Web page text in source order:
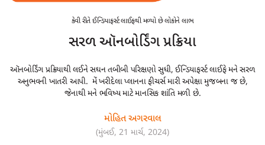
કેવી રીતે ઈન્ડિયાફર્સ્ટ લાઈફથી મળ્યો છે લોકોને લાભ
સરળ ઑનબોર્ડિંગ પ્રક્રિયા
ઑનબોર્ડિંગ પ્રક્રિયાથી લઈને સઘન તબીબી પરિક્ષણો સુધી, ઈન્ડિયાફર્સ્ટ લાઈફે મને સરળ
અનુભવની ખાતરી આપી. મેં ખરીદેલા પ્લાનના ફીચર્સ મારી અપેક્ષા મુજબના જ છે,
જેનાથી મને ભવિષ્ય માટે માનસિક શાંતિ મળી છે.
મોહિત અગરવાલ
(મુંબઈ, 21 માર્ચ, 2024)